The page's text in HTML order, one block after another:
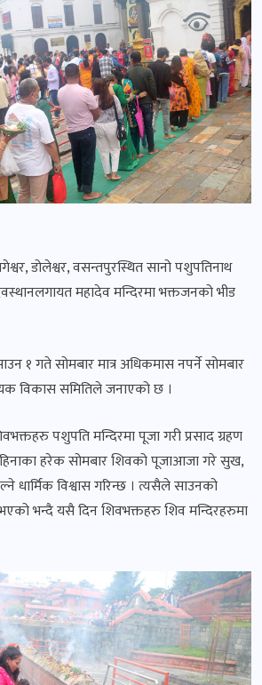
डोलेश्वर, वसन्तपुरस्थित सानो पशुपतिनाथ
महादेव मन्दिरमा भक्तजनको भीड
१ गते सोमबार मात्र अधिकमास नपर्ने सोमबार
विकास समितिले जनाएको छ ।
पशुपति मन्दिरमा पूजा गरी प्रसाद ग्रहण
हरेक सोमबार शिवको पूजाआजा गरे सुख,
धार्मिक विश्वास गरिन्छ । त्यसैले साउनको
भएको भन्दै यसै दिन शिवभक्तहरु शिव मन्दिरहरुमा